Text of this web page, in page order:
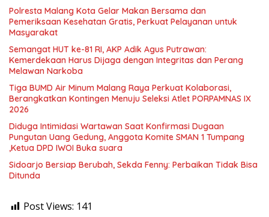
Polresta Malang Kota Gelar Makan Bersama dan
Pemeriksaan Kesehatan Gratis, Perkuat Pelayanan untuk
Masyarakat
Semangat HUT ke-81 RI, AKP Adik Agus Putrawan:
Kemerdekaan Harus Dijaga dengan Integritas dan Perang
Melawan Narkoba
Tiga BUMD Air Minum Malang Raya Perkuat Kolaborasi,
Berangkatkan Kontingen Menuju Seleksi Atlet PORPAMNAS IX
2026
Diduga Intimidasi Wartawan Saat Konfirmasi Dugaan
Pungutan Uang Gedung, Anggota Komite SMAN 1 Tumpang
,Ketua DPD IWOI Buka suara
Sidoarjo Bersiap Berubah, Sekda Fenny: Perbaikan Tidak Bisa
Ditunda
Post Views: 141